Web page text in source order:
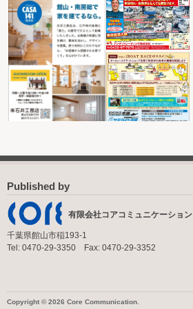
Published by
有限会社コアコミュニケーション
千葉県館山市稲193-1
Tel: 0470-29-3350 Fax: 0470-29-3352
Copyright © 2026 Core Communication.